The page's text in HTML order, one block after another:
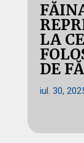
LA
DE
iul. 30,